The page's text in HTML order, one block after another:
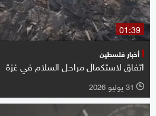
01:39
أخبار فلسطين
اتفاق لاستكمال مراحل السلام في غزة
l 31 يوليو 2026